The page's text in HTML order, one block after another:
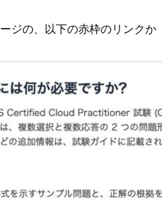
ジの、以下の赤枠のリンクか